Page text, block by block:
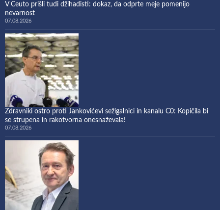
V Ceuto prišli tudi džihadisti: dokaz, da odprte meje pomenijo
nevarnost
07.08.2026
Zdravniki ostro proti Jankovićevi sežigalnici in kanalu C0: Kopičila bi
se strupena in rakotvorna onesnaževala!
07.08.2026